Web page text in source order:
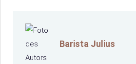
Barista Julius